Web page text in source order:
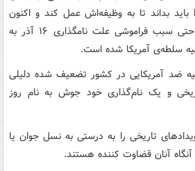
بداند تا به وظیفه‌اش عمل کند و اکنون
فضای مه آلودی است که حتی سبب فراموشی علت نامگذاری ۱۶ آذر به
سلطه‌ی آمریکا شده است.
ضد آمریکایی در کشور تضعیف شده دلیلی
و یک نام‌گذاری خود جوش به نام روز
تاریخی را به درستی به نسل جوان یا
آنان قضاوت کننده هستند.